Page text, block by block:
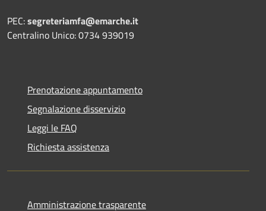
PEC:segreteriamfa@emarche.it
Centralino Unico: 0734 939019
Prenotazione appuntamento
Segnalazione disservizio
Leggi le FAQ
Richiesta assistenza
Amministrazione trasparente